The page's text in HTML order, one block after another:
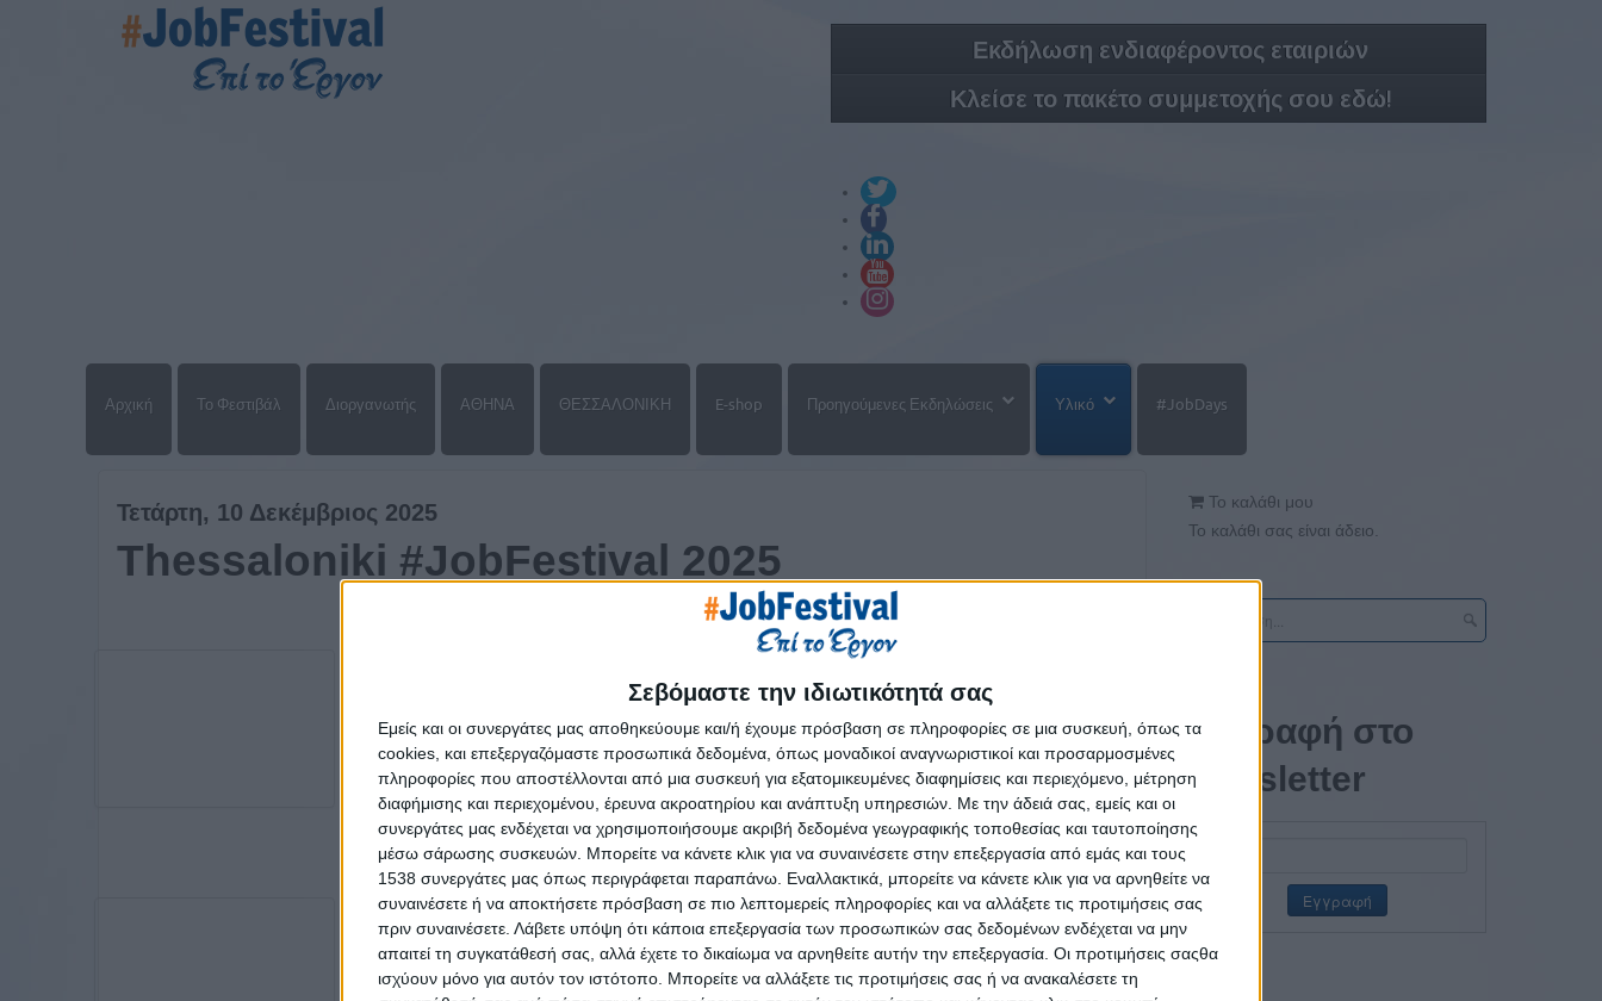
Σεβόμαστε την ιδιωτικότητά σας
Εμείς και οι συνεργάτες μας αποθηκεύουμε και/ή έχουμε πρόσβαση σε πληροφορίες σε μια συσκευή, όπως τα
cookies, και επεξεργαζόμαστε προσωπικά δεδομένα, όπως μοναδικοί αναγνωριστικοί και προσαρμοσμένες
πληροφορίες που αποστέλλονται από μια συσκευή για εξατομικευμένες διαφημίσεις και περιεχόμενο, μέτρηση
διαφήμισης και περιεχομένου, έρευνα ακροατηρίου και ανάπτυξη υπηρεσιών. Με την άδειά σας, εμείς και οι
συνεργάτες μας ενδέχεται να χρησιμοποιήσουμε ακριβή δεδομένα γεωγραφικής τοποθεσίας και ταυτοποίησης
μέσω σάρωσης συσκευών. Μπορείτε να κάνετε κλικ για να συναινέσετε στην επεξεργασία από εμάς και τους
1538 συνεργάτες μας όπως περιγράφεται παραπάνω. Εναλλακτικά, μπορείτε να κάνετε κλικ για να αρνηθείτε να
συναινέσετε ή να αποκτήσετε πρόσβαση σε πιο λεπτομερείς πληροφορίες και να αλλάξετε τις προτιμήσεις σας
πριν συναινέσετε. Λάβετε υπόψη ότι κάποια επεξεργασία των προσωπικών σας δεδομένων ενδέχεται να μην
απαιτεί τη συγκατάθεσή σας, αλλά έχετε το δικαίωμα να αρνηθείτε αυτήν την επεξεργασία. Οι προτιμήσεις σαςθα
ισχύουν μόνο για αυτόν τον ιστότοπο. Μπορείτε να αλλάξετε τις προτιμήσεις σας ή να ανακαλέσετε τη
Εκδήλωση ενδιαφέροντος εταιριών
Κλείσε το πακέτο συμμετοχής σου εδώ!
Αρχική Το Φεστιβάλ Διοργανωτής ΑΘΗΝΑ ΘΕΣΣΑΛΟΝΙΚΗ E-shop Προηγούμενες Εκδηλώσεις Υλικό #JobDays
Τετάρτη, 10 Δεκέμβριος 2025
Thessaloniki #JobFestival 2025
Το καλάθι μου
Το καλάθι σας είναι άδειο.
Εγγραφή στο
newsletter